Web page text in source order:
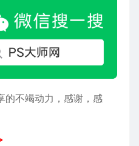
的不竭动力，感谢，感